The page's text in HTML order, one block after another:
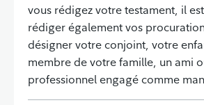
vous rédigez votre testament, il
rédiger également vos
désigner votre conjoint, votre
membre de votre famille, un ami
professionnel engagé comme